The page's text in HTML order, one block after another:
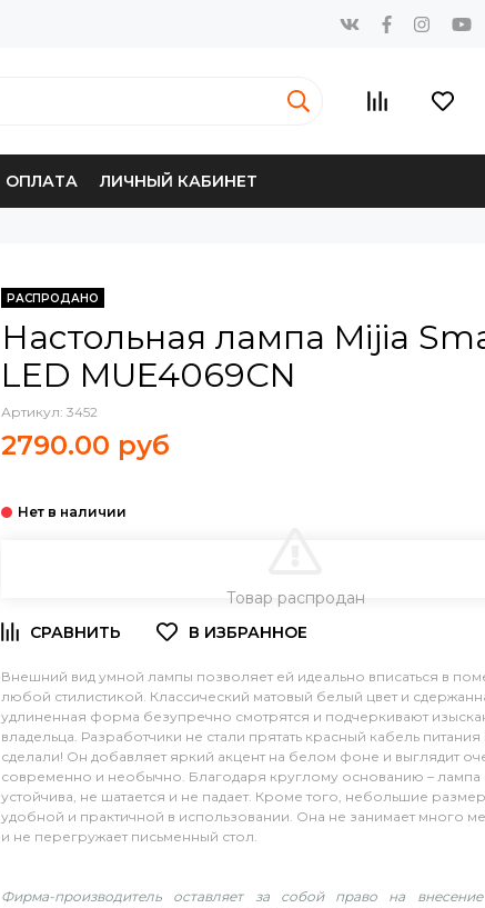
ОПЛАТА ЛИЧНЫЙ КАБИНЕТ
РАСПРОДАНО
Настольная лампа Mijia
LED MUE4069CN
Артикул: 3452
2790.00 руб
Товар распродан
Внешний вид умной лампы позволяет ей идеально вписаться в
любой стилистикой. Классический матовый белый цвет и
удлиненная форма безупречно смотрятся и подчеркивают
владельца. Разработчики не стали прятать красный кабель
сделали! Он добавляет яркий акцент на белом фоне и выглядит
современно и необычно. Благодаря круглому основанию – лампа
устойчива, не шатается и не падает. Кроме того, небольшие
удобной и практичной в использовании. Она не занимает много
и не перегружает письменный стол.
Фирма-производитель оставляет за собой право на